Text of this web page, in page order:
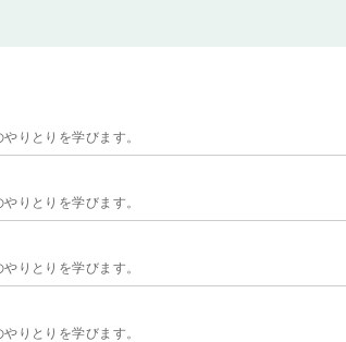
りとりを学びます。
りとりを学びます。
りとりを学びます。
りとりを学びます。